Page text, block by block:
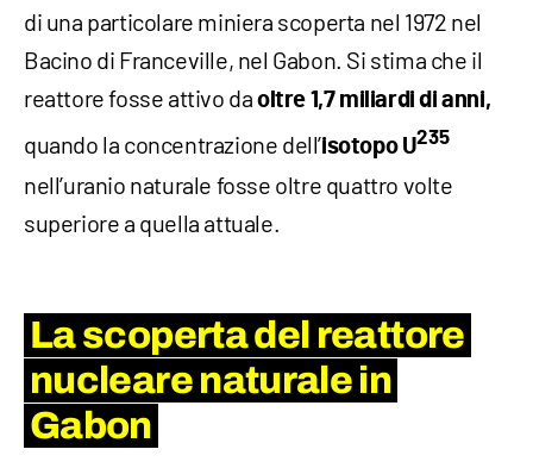
di una particolare miniera scoperta nel 1972 nel
Bacino di Franceville, nel Gabon. Si stima che il
reattore fosse attivo daoltre 1,7 miliardi di anni,
quando la concentrazione dell’isotopo U235
nell’uranio naturale fosse oltre quattro volte
superiore a quella attuale.
La scoperta del reattore
nucleare naturale in
Gabon